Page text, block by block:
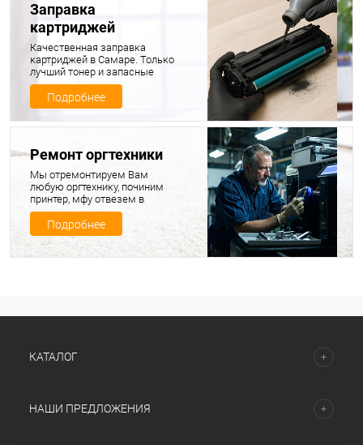
Заправка
картриджей
Качественная заправка
картриджей в Самаре. Только
лучший тонер и запасные
части для ваших картриджей
Подробнее
Ремонт оргтехники
Мы отремонтируем Вам
любую оргтехнику, починим
принтер, мфу отвезем в
ремонт, продиагностируем и
починим, а потом привезем
обратно вашу технику в
полностью исправном
состоянии
Подробнее
КАТАЛОГ
НАШИ ПРЕДЛОЖЕНИЯ